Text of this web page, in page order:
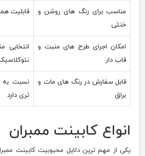
مناسب برای رنگ های روشن و
خنثی
قابلیت
امکان اجرای طرح های منبت و
قاب دار
قابل سفارش در رنگ های مات و
براق
نسبت به
تری دارد
انواع کابینت ممبران
یکی از مهم ترین دلایل محبوبیت کابینت